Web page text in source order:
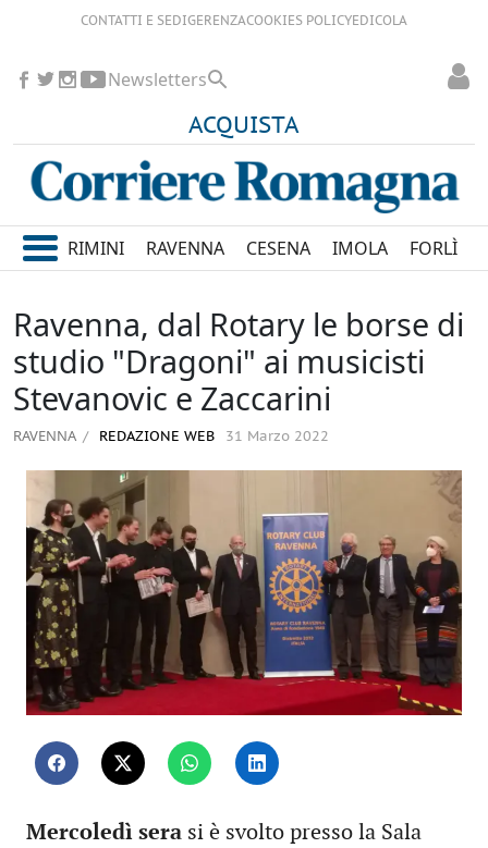
CONTATTI E SEDIGERENZACOOKIES POLICYEDICOLA
ACQUISTA
Newsletters
RIMINI RAVENNA CESENA IMOLA FORLÌ
Ravenna, dal Rotary le borse di
studio "Dragoni" ai musicisti
Stevanovic e Zaccarini
RAVENNA REDAZIONE WEB 31 Marzo 2022
Mercoledì sera si è svolto presso la Sala